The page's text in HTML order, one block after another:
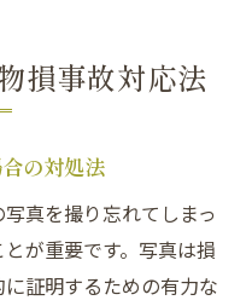
損事故対応法
の対処法
真を撮り忘れてしまっ
が重要です。写真は損
証明するための有力な